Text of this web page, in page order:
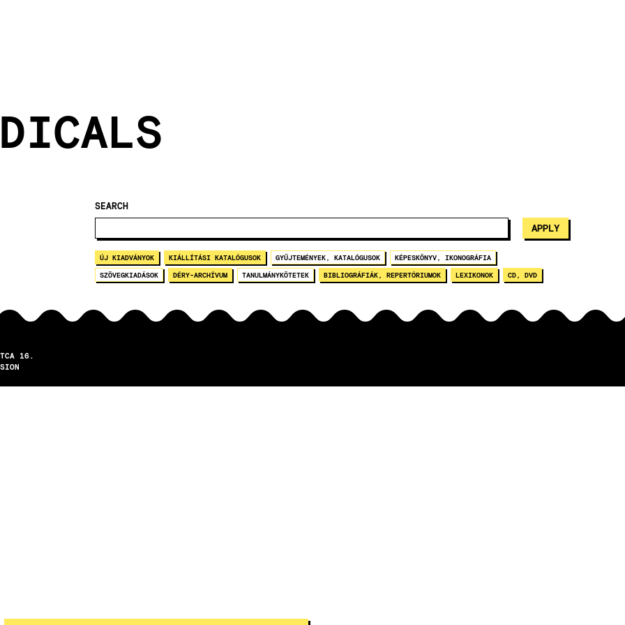
SEARCH
ÚJ KIADVÁNYOK KIÁLLÍTÁSI KATALÓGUSOK GYŰJTEMÉNYEK, KATALÓGUSOK KÉPESKÖNYV, IKONOGRÁFIA
SZÖVEGKIADÁSOK DÉRY-ARCHÍVUM TANULMÁNYKÖTETEK BIBLIOGRÁFIÁK, REPERTÓRIUMOK LEXIKONOK CD, DVD
16.